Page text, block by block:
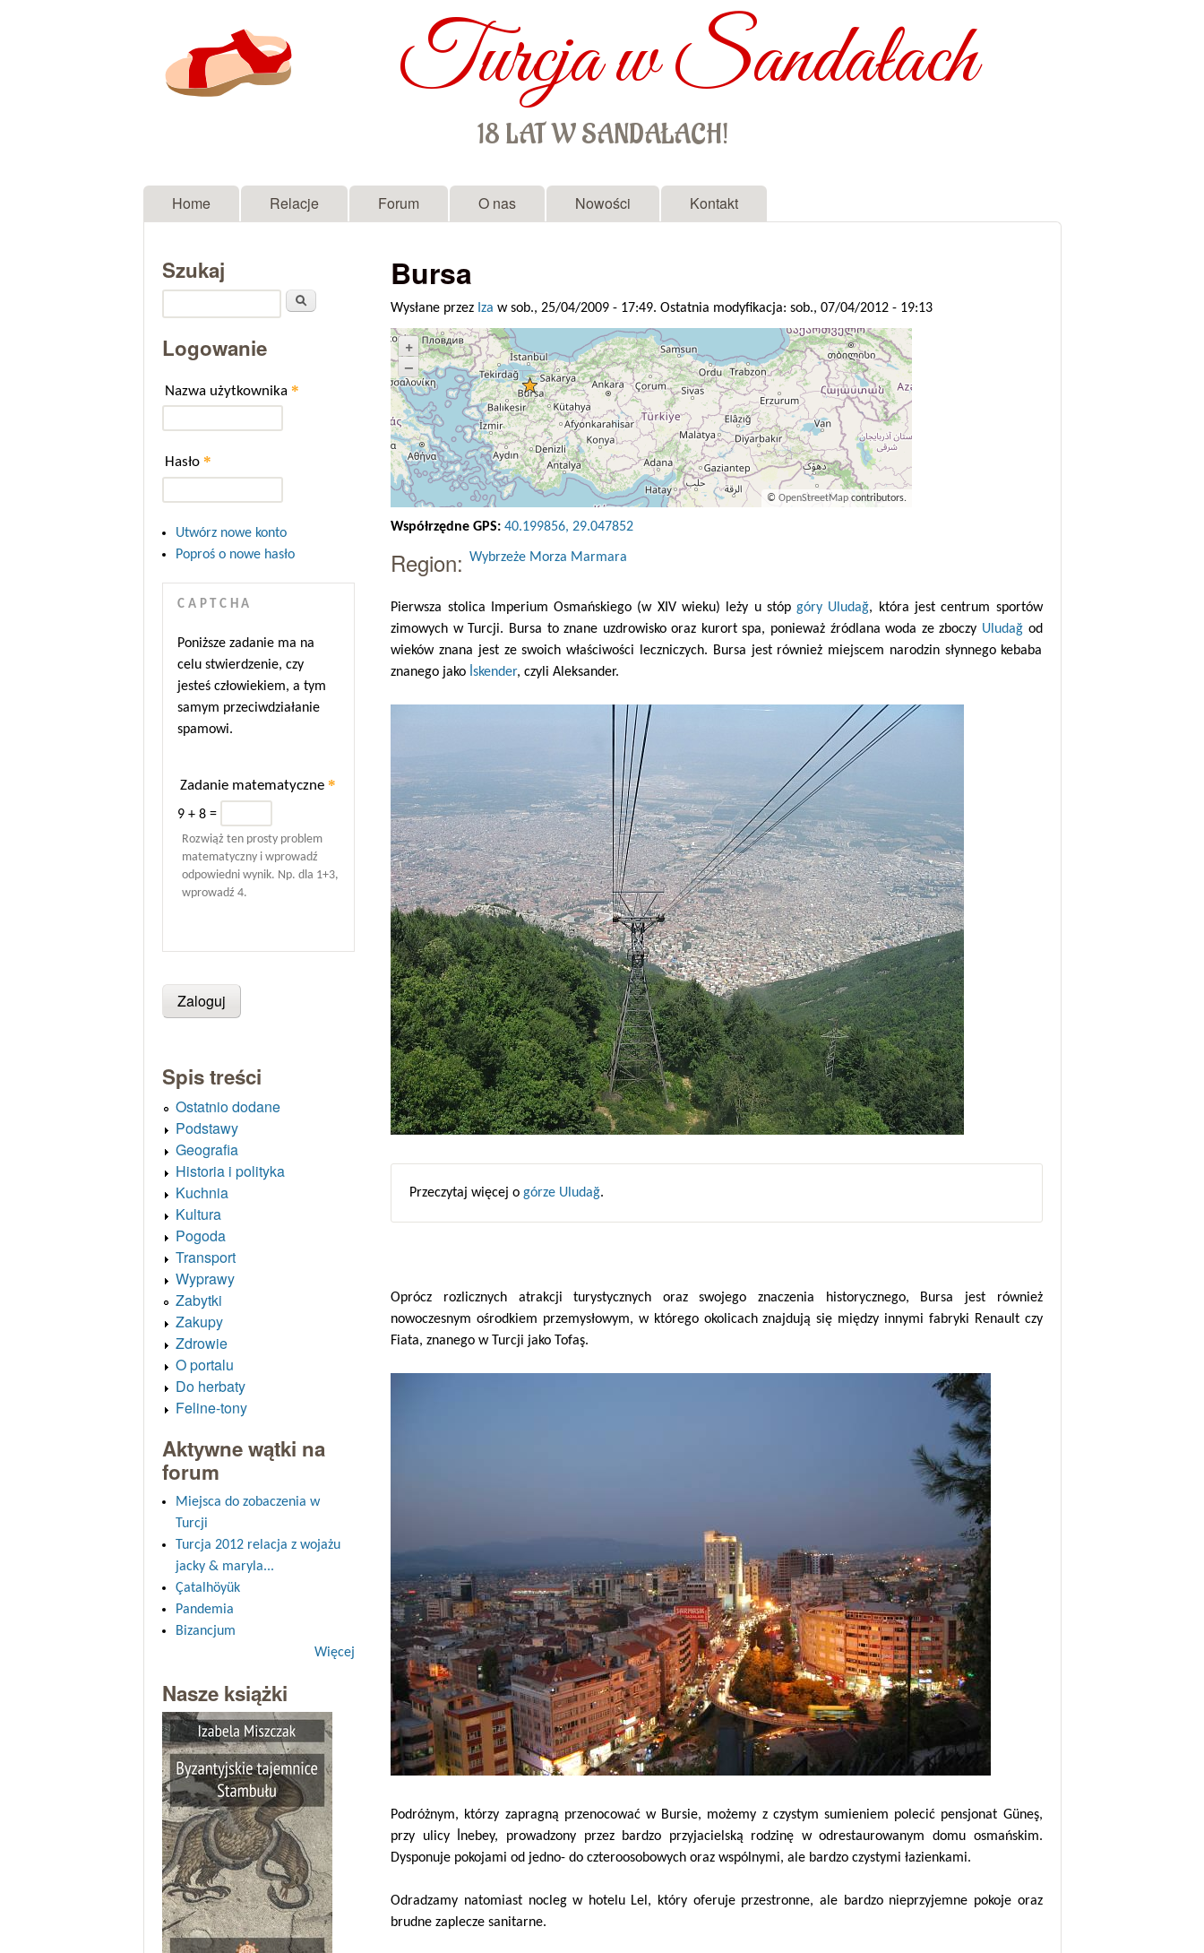
Turcja w Sandałach
18 LAT W SANDAŁACH!
Menu główne
Home Relacje Forum O nas Nowości Kontakt
Bursa
Wysłane przez Iza w sob., 25/04/2009 - 17:49. Ostatnia modyfikacja: sob., 07/04/2012 - 19:13
+
–
©OpenStreetMap contributors.
Współrzędne GPS: 40.199856, 29.047852
Region:Wybrzeże Morza Marmara
Pierwsza stolica Imperium Osmańskiego (w XIV wieku) leży u stópgóry Uludağ, która jest centrum sportów
zimowych w Turcji. Bursa to znane uzdrowisko oraz kurort spa, ponieważ źródlana woda ze zboczy Uludağod
wieków znana jest ze swoich właściwości leczniczych. Bursa jest również miejscem narodzin słynnego kebaba
znanego jako İskender, czyli Aleksander.
Przeczytaj więcej ogórze Uludağ.
Oprócz rozlicznych atrakcji turystycznych oraz swojego znaczenia historycznego, Bursa jest również
nowoczesnym ośrodkiem przemysłowym, w którego okolicach znajdują się między innymi fabryki Renault czy
Fiata, znanego w Turcji jako Tofaş.
Podróżnym, którzy zapragną przenocować w Bursie, możemy z czystym sumieniem polecić pensjonat Güneş,
przy ulicy İnebey, prowadzony przez bardzo przyjacielską rodzinę w odrestaurowanym domu osmańskim.
Dysponuje pokojami od jedno- do czteroosobowych oraz wspólnymi, ale bardzo czystymi łazienkami.
Odradzamy natomiast nocleg w hotelu Lel, który oferuje przestronne, ale bardzo nieprzyjemne pokoje oraz
brudne zaplecze sanitarne.
Szukaj
Logowanie
Nazwa użytkownika *
Hasło *
Utwórz nowe konto
Poproś o nowe hasło
CAPTCHA
Poniższe zadanie ma na
celu stwierdzenie, czy
jesteś człowiekiem, a tym
samym przeciwdziałanie
spamowi.
Zadanie matematyczne *
9 + 8 =
Rozwiąż ten prosty problem
matematyczny i wprowadź
odpowiedni wynik. Np. dla 1+3,
wprowadź 4.
Spis treści
Ostatnio dodane
Podstawy
Geografia
Historia i polityka
Kuchnia
Kultura
Pogoda
Transport
Wyprawy
Zabytki
Zakupy
Zdrowie
O portalu
Do herbaty
Feline-tony
Aktywne wątki na
forum
Miejsca do zobaczenia w
Turcji
Turcja 2012 relacja z wojażu
jacky & maryla...
Çatalhöyük
Pandemia
Bizancjum
Więcej
Nasze książki